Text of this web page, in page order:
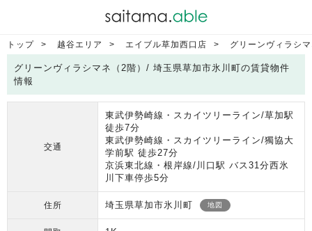
トップ 越谷エリア エイブル草加西口店 グリーンヴィラシ
グリーンヴィラシマネ（2階）/ 埼玉県草加市氷川町の賃貸物件
情報
交通
東武伊勢崎線・スカイツリーライン/草加駅
徒歩7分
東武伊勢崎線・スカイツリーライン/獨協大
学前駅 徒歩27分
京浜東北線・根岸線/川口駅 バス31分西氷
川下車停歩5分
住所 埼玉県草加市氷川町 地図